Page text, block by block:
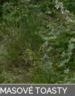
MASOVÉ TOASTY